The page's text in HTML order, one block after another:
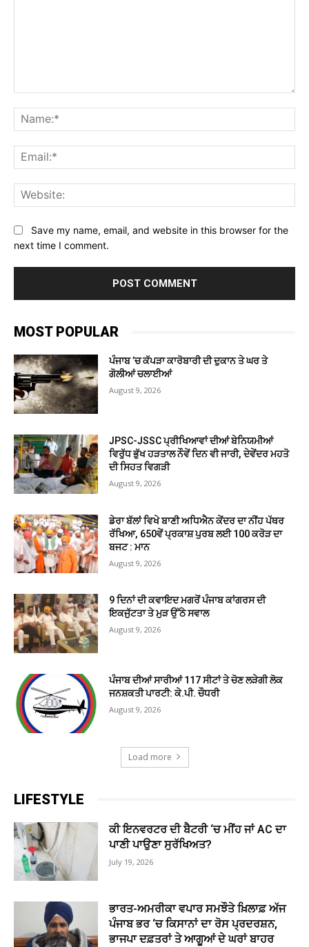
Save my name, email, and website in this browser for the
next time I comment.
MOST POPULAR
ਪੰਜਾਬ ’ਚ ਕੱਪੜਾ ਕਾਰੋਬਾਰੀ ਦੀ ਦੁਕਾਨ ਤੇ ਘਰ ਤੇ
ਗੋਲੀਆਂ ਚਲਾਈਆਂ
August 9, 2026
JPSC-JSSC ਪ੍ਰੀਖਿਆਵਾਂ ਦੀਆਂ ਬੇਨਿਯਮੀਆਂ
ਵਿਰੁੱਧ ਭੁੱਖ ਹੜਤਾਲ ਨੌਵੇਂ ਦਿਨ ਵੀ ਜਾਰੀ, ਦੇਵੇਂਦਰ ਮਹਤੋ
ਦੀ ਸਿਹਤ ਵਿਗੜੀ
August 9, 2026
ਡੇਰਾ ਬੱਲਾਂ ਵਿਖੇ ਬਾਣੀ ਅਧਿਐਨ ਕੇਂਦਰ ਦਾ ਨੀਂਹ ਪੱਥਰ
ਰੱਖਿਆ, 650ਵੇਂ ਪ੍ਰਕਾਸ਼ ਪੁਰਬ ਲਈ 100 ਕਰੋੜ ਦਾ
ਬਜਟ : ਮਾਨ
August 9, 2026
9 ਦਿਨਾਂ ਦੀ ਕਵਾਇਦ ਮਗਰੋਂ ਪੰਜਾਬ ਕਾਂਗਰਸ ਦੀ
ਇਕਜੁੱਟਤਾ ਤੇ ਮੁੜ ਉੱਠੇ ਸਵਾਲ
August 9, 2026
ਪੰਜਾਬ ਦੀਆਂ ਸਾਰੀਆਂ 117 ਸੀਟਾਂ ਤੇ ਚੋਣ ਲੜੇਗੀ ਲੋਕ
ਜਨਸ਼ਕਤੀ ਪਾਰਟੀ: ਕੇ.ਪੀ. ਚੌਧਰੀ
August 9, 2026
Load more
LIFESTYLE
ਕੀ ਇਨਵਰਟਰ ਦੀ ਬੈਟਰੀ ‘ਚ ਮੀਂਹ ਜਾਂ AC ਦਾ
ਪਾਣੀ ਪਾਉਣਾ ਸੁਰੱਖਿਅਤ?
July 19, 2026
ਭਾਰਤ-ਅਮਰੀਕਾ ਵਪਾਰ ਸਮਝੌਤੇ ਖ਼ਿਲਾਫ਼ ਅੱਜ
ਪੰਜਾਬ ਭਰ ‘ਚ ਕਿਸਾਨਾਂ ਦਾ ਰੋਸ ਪ੍ਰਦਰਸ਼ਨ,
ਭਾਜਪਾ ਦਫ਼ਤਰਾਂ ਤੇ ਆਗੂਆਂ ਦੇ ਘਰਾਂ ਬਾਹਰ